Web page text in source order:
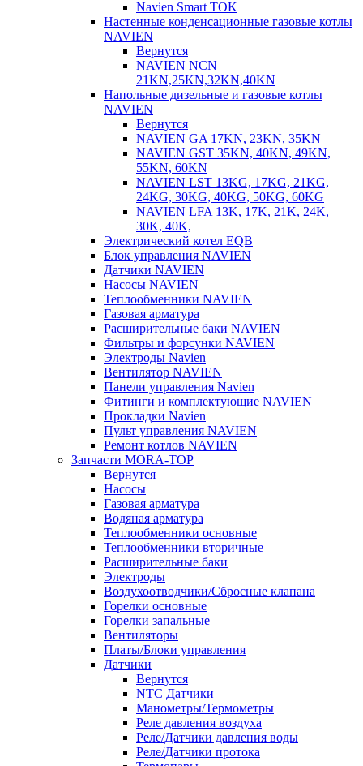
Navien Smart TOK
Настенные конденсационные газовые котлы
NAVIEN
Вернутся
NAVIEN NCN
21KN,25KN,32KN,40KN
Напольные дизельные и газовые котлы
NAVIEN
Вернутся
NAVIEN GA 17KN, 23KN, 35KN
NAVIEN GST 35KN, 40KN, 49KN,
55KN, 60KN
NAVIEN LST 13KG, 17KG, 21KG,
24KG, 30KG, 40KG, 50KG, 60KG
NAVIEN LFA 13K, 17K, 21K, 24K,
30K, 40K,
Электрический котел EQB
Блок управления NAVIEN
Датчики NAVIEN
Насосы NAVIEN
Теплообменники NAVIEN
Газовая арматура
Расширительные баки NAVIEN
Фильтры и форсунки NAVIEN
Электроды Navien
Вентилятор NAVIEN
Панели управления Navien
Фитинги и комплектующие NAVIEN
Прокладки Navien
Пульт управления NAVIEN
Ремонт котлов NAVIEN
Запчасти MORA-TOP
Вернутся
Насосы
Газовая арматура
Водяная арматура
Теплообменники основные
Теплообменники вторичные
Расширительные баки
Электроды
Воздухоотводчики/Сбросные клапана
Горелки основные
Горелки запальные
Вентиляторы
Платы/Блоки управления
Датчики
Вернутся
NTC Датчики
Манометры/Термометры
Реле давления воздуха
Реле/Датчики давления воды
Реле/Датчики протока